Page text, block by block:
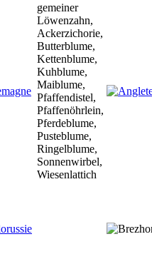
gemeiner
Löwenzahn,
Ackerzichorie,
Butterblume,
Kettenblume,
Kuhblume,
Maiblume,
Pfaffendistel,
Pfaffenöhrlein,
Pferdeblume,
Pusteblume,
Ringelblume,
Sonnenwirbel,
Wiesenlattich